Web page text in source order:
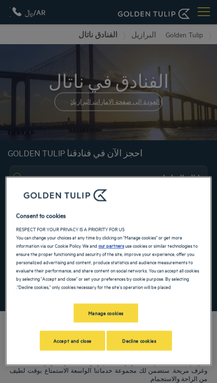
AR/﷼
Golden Tulip البرازيل الفنادق ناتال
الفنادق في ناتال
العودة إلى صفحة الإمارات البرازيل
احجز الآن في فنادقنا GOLDEN TULIP
ابحث عن فندق
أضِف رمزًا خاصًا
فنادق Golden Tulip ترحب بكم فيناتال. نبذل قصارى جهدنا لجعل إقامتك مريحة
وغرف مريحة. ستضمن لك مجموعة خدماتنا الواسعة الاستمتاع بوقت لطيف
من الراحة والاستجمام.
Consent to cookies
RESPECT FOR YOUR PRIVACY IS A PRIORITY FOR US
You can change your choices at any time by clicking on "Manage cookies" or get more
information via our Cookie Policy. We andour partnersuse cookies or similar technologies to
ensure the proper functioning and security of the site, improve your experience, offer you
personalized advertising and content, produce statistics and audience measurements to
evaluate their performance, and share content on social networks. You can accept all cookies
by selecting "Accept and close" or set your preferences by cookie purpose. By selecting
"Decline cookies," only cookies necessary for the site's operation will be placed.
Manage cookies
Decline cookies
Accept and close